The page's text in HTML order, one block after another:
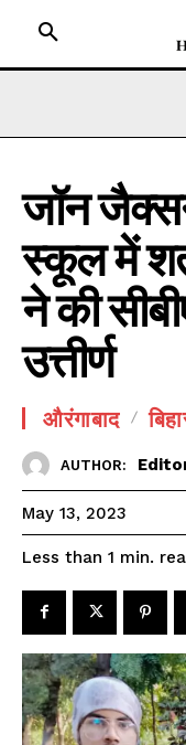
HOME
BIHAR
JHARKHAND
UTTAR PRADESH
MADHYA PRADESH
NATIONAL NEWS
CRIME NEWS
SPORTS NEWS
TECH NEWS
TOURISM NEWS
SAHITYA
जॉन
स्कूल में
ने की
उत्तीर्ण
औरंगाबाद
AUTHOR:
May 13, 2023
Less than 1 min.